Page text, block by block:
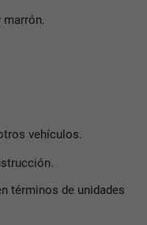
marrón.
vehículos.
términos de unidades